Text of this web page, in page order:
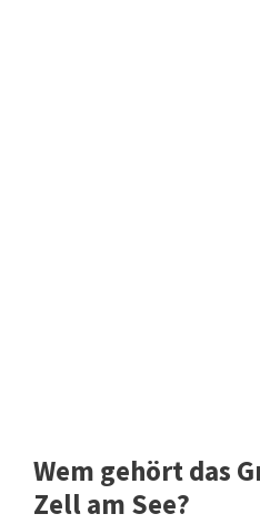
Wem gehört das
Zell am See?